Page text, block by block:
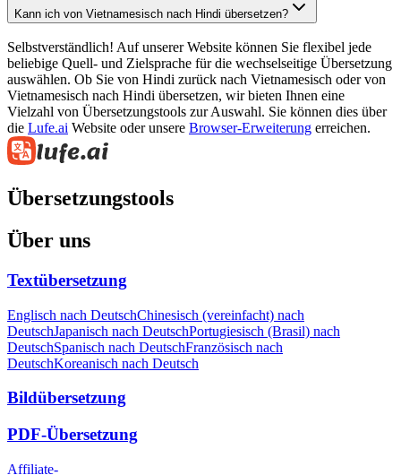
Kann ich von Vietnamesisch nach Hindi übersetzen?
Selbstverständlich! Auf unserer Website können Sie flexibel jede
beliebige Quell- und Zielsprache für die wechselseitige Übersetzung
auswählen. Ob Sie von Hindi zurück nach Vietnamesisch oder von
Vietnamesisch nach Hindi übersetzen, wir bieten Ihnen eine
Vielzahl von Übersetzungstools zur Auswahl. Sie können dies über
die Lufe.ai Website oder unsere Browser-Erweiterung erreichen.
Übersetzungstools
Über uns
Textübersetzung
Englisch nach DeutschChinesisch (vereinfacht) nach
DeutschJapanisch nach DeutschPortugiesisch (Brasil) nach
DeutschSpanisch nach DeutschFranzösisch nach
DeutschKoreanisch nach Deutsch
Bildübersetzung
PDF-Übersetzung
Affiliate-